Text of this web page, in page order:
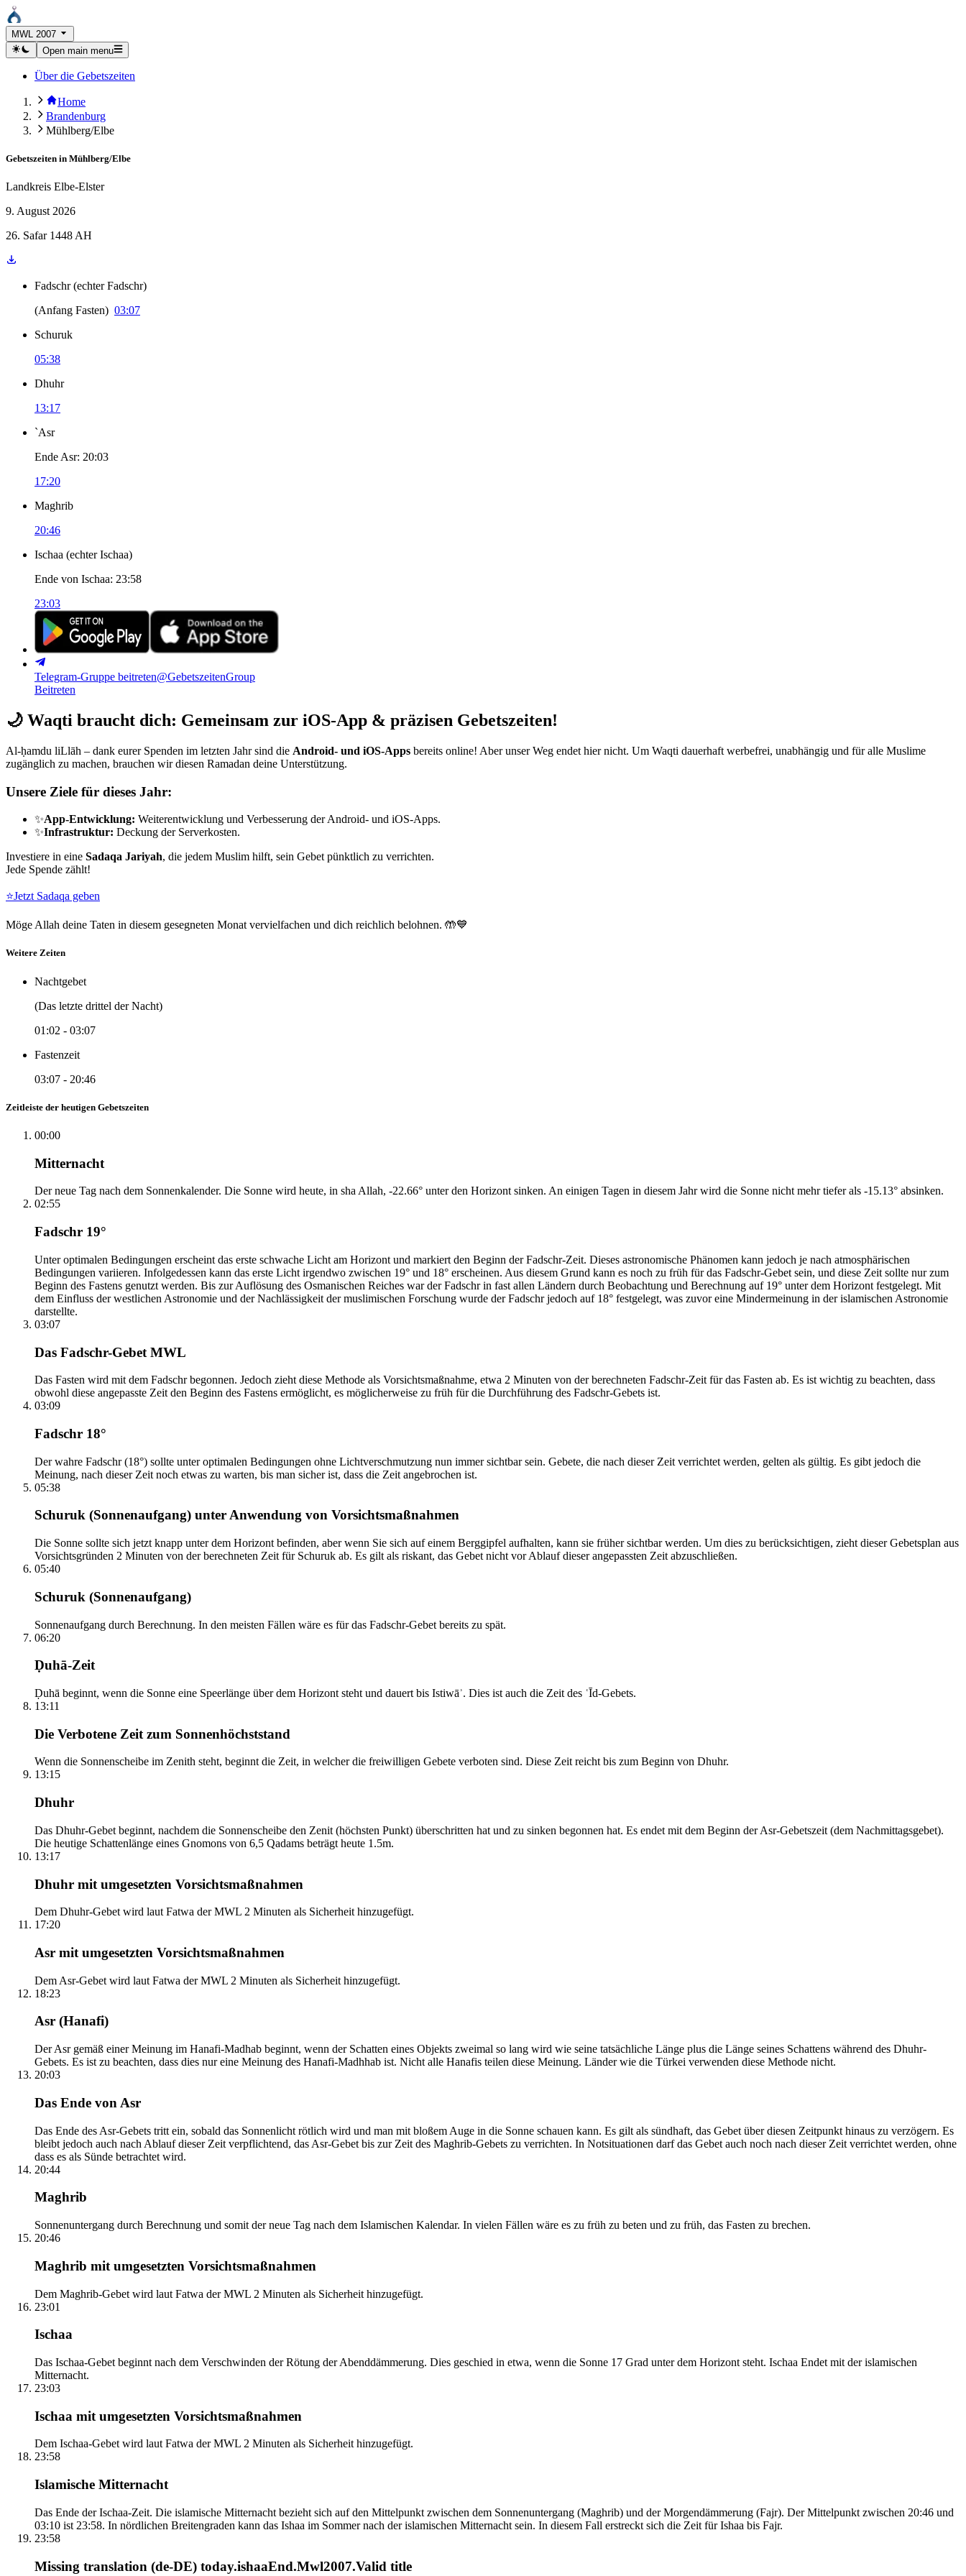
MWL 2007
Open main menu
Über die Gebetszeiten
Home
Brandenburg
Mühlberg/Elbe
Gebetszeiten in Mühlberg/Elbe
Landkreis Elbe-Elster
9. August 2026
26. Safar 1448 AH
Fadschr (echter Fadschr)
(Anfang Fasten) 03:07
Schuruk
05:38
Dhuhr
13:17
`Asr
Ende Asr: 20:03
17:20
Maghrib
20:46
Ischaa (echter Ischaa)
Ende von Ischaa: 23:58
23:03
Telegram-Gruppe beitreten@GebetszeitenGroup
Beitreten
🌙 Waqti braucht dich: Gemeinsam zur iOS-App & präzisen Gebetszeiten!
Al-ḥamdu liLlāh – dank eurer Spenden im letzten Jahr sind die Android- und iOS-Apps bereits online! Aber unser Weg endet hier nicht. Um Waqti dauerhaft werbefrei, unabhängig und für alle Muslime
zugänglich zu machen, brauchen wir diesen Ramadan deine Unterstützung.
Unsere Ziele für dieses Jahr:
✨App-Entwicklung: Weiterentwicklung und Verbesserung der Android- und iOS-Apps.
✨Infrastruktur: Deckung der Serverkosten.
Investiere in eine Sadaqa Jariyah, die jedem Muslim hilft, sein Gebet pünktlich zu verrichten.
Jede Spende zählt!
⭐Jetzt Sadaqa geben
Möge Allah deine Taten in diesem gesegneten Monat vervielfachen und dich reichlich belohnen. 🤲💙
Weitere Zeiten
Nachtgebet
(Das letzte drittel der Nacht)
01:02 - 03:07
Fastenzeit
03:07 - 20:46
Zeitleiste der heutigen Gebetszeiten
00:00
Mitternacht
Der neue Tag nach dem Sonnenkalender. Die Sonne wird heute, in sha Allah, -22.66° unter den Horizont sinken. An einigen Tagen in diesem Jahr wird die Sonne nicht mehr tiefer als -15.13° absinken.
02:55
Fadschr 19°
Unter optimalen Bedingungen erscheint das erste schwache Licht am Horizont und markiert den Beginn der Fadschr-Zeit. Dieses astronomische Phänomen kann jedoch je nach atmosphärischen
Bedingungen variieren. Infolgedessen kann das erste Licht irgendwo zwischen 19° und 18° erscheinen. Aus diesem Grund kann es noch zu früh für das Fadschr-Gebet sein, und diese Zeit sollte nur zum
Beginn des Fastens genutzt werden. Bis zur Auflösung des Osmanischen Reiches war der Fadschr in fast allen Ländern durch Beobachtung und Berechnung auf 19° unter dem Horizont festgelegt. Mit
dem Einfluss der westlichen Astronomie und der Nachlässigkeit der muslimischen Forschung wurde der Fadschr jedoch auf 18° festgelegt, was zuvor eine Mindermeinung in der islamischen Astronomie
darstellte.
03:07
Das Fadschr-Gebet MWL
Das Fasten wird mit dem Fadschr begonnen. Jedoch zieht diese Methode als Vorsichtsmaßnahme, etwa 2 Minuten von der berechneten Fadschr-Zeit für das Fasten ab. Es ist wichtig zu beachten, dass
obwohl diese angepasste Zeit den Beginn des Fastens ermöglicht, es möglicherweise zu früh für die Durchführung des Fadschr-Gebets ist.
03:09
Fadschr 18°
Der wahre Fadschr (18°) sollte unter optimalen Bedingungen ohne Lichtverschmutzung nun immer sichtbar sein. Gebete, die nach dieser Zeit verrichtet werden, gelten als gültig. Es gibt jedoch die
Meinung, nach dieser Zeit noch etwas zu warten, bis man sicher ist, dass die Zeit angebrochen ist.
05:38
Schuruk (Sonnenaufgang) unter Anwendung von Vorsichtsmaßnahmen
Die Sonne sollte sich jetzt knapp unter dem Horizont befinden, aber wenn Sie sich auf einem Berggipfel aufhalten, kann sie früher sichtbar werden. Um dies zu berücksichtigen, zieht dieser Gebetsplan aus
Vorsichtsgründen 2 Minuten von der berechneten Zeit für Schuruk ab. Es gilt als riskant, das Gebet nicht vor Ablauf dieser angepassten Zeit abzuschließen.
05:40
Schuruk (Sonnenaufgang)
Sonnenaufgang durch Berechnung. In den meisten Fällen wäre es für das Fadschr-Gebet bereits zu spät.
06:20
Ḍuhā-Zeit
Ḍuhā beginnt, wenn die Sonne eine Speerlänge über dem Horizont steht und dauert bis Istiwāʾ. Dies ist auch die Zeit des ʿĪd-Gebets.
13:11
Die Verbotene Zeit zum Sonnenhöchststand
Wenn die Sonnenscheibe im Zenith steht, beginnt die Zeit, in welcher die freiwilligen Gebete verboten sind. Diese Zeit reicht bis zum Beginn von Dhuhr.
13:15
Dhuhr
Das Dhuhr-Gebet beginnt, nachdem die Sonnenscheibe den Zenit (höchsten Punkt) überschritten hat und zu sinken begonnen hat. Es endet mit dem Beginn der Asr-Gebetszeit (dem Nachmittagsgebet).
Die heutige Schattenlänge eines Gnomons von 6,5 Qadams beträgt heute 1.5m.
13:17
Dhuhr mit umgesetzten Vorsichtsmaßnahmen
Dem Dhuhr-Gebet wird laut Fatwa der MWL 2 Minuten als Sicherheit hinzugefügt.
17:20
Asr mit umgesetzten Vorsichtsmaßnahmen
Dem Asr-Gebet wird laut Fatwa der MWL 2 Minuten als Sicherheit hinzugefügt.
18:23
Asr (Hanafi)
Der Asr gemäß einer Meinung im Hanafi-Madhab beginnt, wenn der Schatten eines Objekts zweimal so lang wird wie seine tatsächliche Länge plus die Länge seines Schattens während des Dhuhr-
Gebets. Es ist zu beachten, dass dies nur eine Meinung des Hanafi-Madhhab ist. Nicht alle Hanafis teilen diese Meinung. Länder wie die Türkei verwenden diese Methode nicht.
20:03
Das Ende von Asr
Das Ende des Asr-Gebets tritt ein, sobald das Sonnenlicht rötlich wird und man mit bloßem Auge in die Sonne schauen kann. Es gilt als sündhaft, das Gebet über diesen Zeitpunkt hinaus zu verzögern. Es
bleibt jedoch auch nach Ablauf dieser Zeit verpflichtend, das Asr-Gebet bis zur Zeit des Maghrib-Gebets zu verrichten. In Notsituationen darf das Gebet auch noch nach dieser Zeit verrichtet werden, ohne
dass es als Sünde betrachtet wird.
20:44
Maghrib
Sonnenuntergang durch Berechnung und somit der neue Tag nach dem Islamischen Kalendar. In vielen Fällen wäre es zu früh zu beten und zu früh, das Fasten zu brechen.
20:46
Maghrib mit umgesetzten Vorsichtsmaßnahmen
Dem Maghrib-Gebet wird laut Fatwa der MWL 2 Minuten als Sicherheit hinzugefügt.
23:01
Ischaa
Das Ischaa-Gebet beginnt nach dem Verschwinden der Rötung der Abenddämmerung. Dies geschied in etwa, wenn die Sonne 17 Grad unter dem Horizont steht. Ischaa Endet mit der islamischen
Mitternacht.
23:03
Ischaa mit umgesetzten Vorsichtsmaßnahmen
Dem Ischaa-Gebet wird laut Fatwa der MWL 2 Minuten als Sicherheit hinzugefügt.
23:58
Islamische Mitternacht
Das Ende der Ischaa-Zeit. Die islamische Mitternacht bezieht sich auf den Mittelpunkt zwischen dem Sonnenuntergang (Maghrib) und der Morgendämmerung (Fajr). Der Mittelpunkt zwischen 20:46 und
03:10 ist 23:58. In nördlichen Breitengraden kann das Ishaa im Sommer nach der islamischen Mitternacht sein. In diesem Fall erstreckt sich die Zeit für Ishaa bis Fajr.
23:58
Missing translation (de-DE) today.ishaaEnd.Mwl2007.Valid title